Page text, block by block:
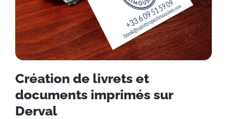
Création de livrets et
documents imprimés sur
Derval